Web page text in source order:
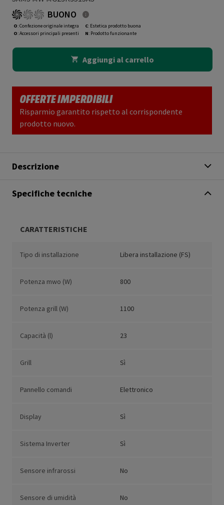
BUONO
O: Confezione originale integra
O: Accessori principali presenti
C: Estetica prodotto buona
N: Prodotto funzionante
Aggiungi al carrello
OFFERTE IMPERDIBILI
Risparmio garantito rispetto al corrispondente
prodotto nuovo.
Descrizione
Specifiche tecniche
CARATTERISTICHE
Tipo di installazione Libera installazione (FS)
Potenza mwo (W) 800
Potenza grill (W) 1100
Capacità (l) 23
Grill Sì
Pannello comandi Elettronico
Display Sì
Sistema Inverter Sì
Sensore infrarossi No
Sensore di umidità No